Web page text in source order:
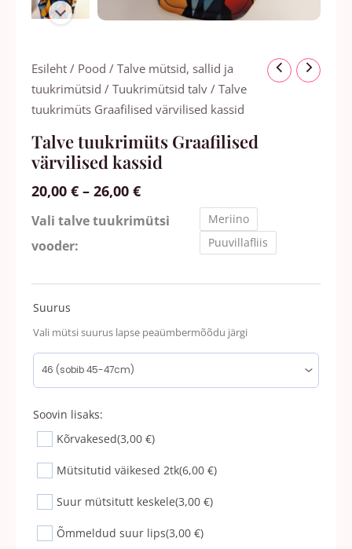
Esileht / Pood / Talve mütsid, sallid ja
tuukrimütsid / Tuukrimütsid talv / Talve
tuukrimüts Graafilised värvilised kassid
Talve tuukrimüts Graafilised
värvilised kassid
20,00 € – 26,00 €
Hinnavahemik:
20,00 €
kuni
Vali talve tuukrimütsi
vooder:
Meriino
Puuvillafliis
Suurus
Vali mütsi suurus lapse peaümbermõõdu järgi
Soovin lisaks:
Kõrvakesed(3,00 €)
Mütsitutid väikesed 2tk(6,00 €)
Suur mütsitutt keskele(3,00 €)
Õmmeldud suur lips(3,00 €)
Talve
tuukrimüts
Graafilised
kassid
kogus